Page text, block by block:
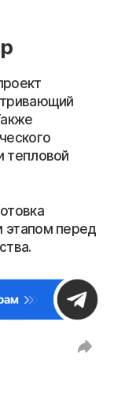
тепловой
этапом перед